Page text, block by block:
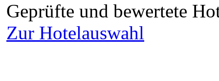
Geprüfte und bewertete
Zur Hotelauswahl